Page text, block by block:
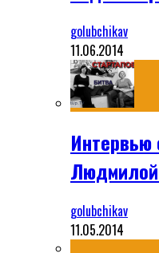
golubchikav
11.06.2014
Интервью
golubchikav
11.05.2014